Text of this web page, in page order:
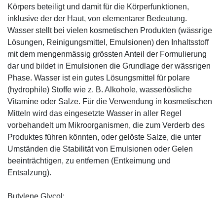
Körpers beteiligt und damit für die Körperfunktionen,
inklusive der der Haut, von elementarer Bedeutung.
Wasser stellt bei vielen kosmetischen Produkten (wässrige
Lösungen, Reinigungsmittel, Emulsionen) den Inhaltsstoff
mit dem mengenmässig grössten Anteil der Formulierung
dar und bildet in Emulsionen die Grundlage der wässrigen
Phase. Wasser ist ein gutes Lösungsmittel für polare
(hydrophile) Stoffe wie z. B. Alkohole, wasserlösliche
Vitamine oder Salze. Für die Verwendung in kosmetischen
Mitteln wird das eingesetzte Wasser in aller Regel
vorbehandelt um Mikroorganismen, die zum Verderb des
Produktes führen könnten, oder gelöste Salze, die unter
Umständen die Stabilität von Emulsionen oder Gelen
beeinträchtigen, zu entfernen (Entkeimung und
Entsalzung).